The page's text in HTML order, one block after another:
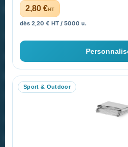
2,80 €HT
dès 2,20 € HT / 5000 u.
Sport & Outdoor
PROMENOCH GOODIES
40 rue Madeleine Michelis
92 200 Neuilly
equipe@promenoch-